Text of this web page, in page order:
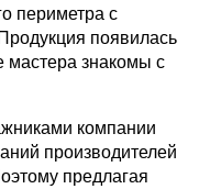
периметра с
появилась
мастера знакомы с
компании
производителей
предлагая